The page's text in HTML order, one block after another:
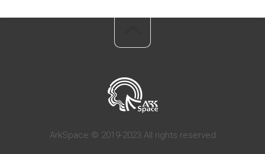
ArkSpace © 2019-2023 All rights reserved